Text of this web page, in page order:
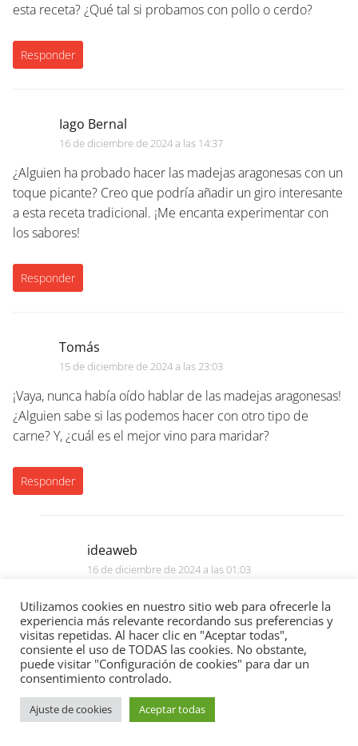
esta receta? ¿Qué tal si probamos con pollo o cerdo?
Responder
Iago Bernal
16 de diciembre de 2024 a las 14:37
¿Alguien ha probado hacer las madejas aragonesas con un
toque picante? Creo que podría añadir un giro interesante
a esta receta tradicional. ¡Me encanta experimentar con
los sabores!
Responder
Tomás
15 de diciembre de 2024 a las 23:03
¡Vaya, nunca había oído hablar de las madejas aragonesas!
¿Alguien sabe si las podemos hacer con otro tipo de
carne? Y, ¿cuál es el mejor vino para maridar?
Responder
ideaweb
16 de diciembre de 2024 a las 01:03
¡Claro! Puedes experimentar con cualquier carne. Un
buen vino tinto, como el Tempranillo, va perfecto.
Responder
Utilizamos cookies en nuestro sitio web para ofrecerle la
experiencia más relevante recordando sus preferencias y
visitas repetidas. Al hacer clic en "Aceptar todas",
consiente el uso de TODAS las cookies. No obstante,
puede visitar "Configuración de cookies" para dar un
consentimiento controlado.
Ajuste de cookies Aceptar todas